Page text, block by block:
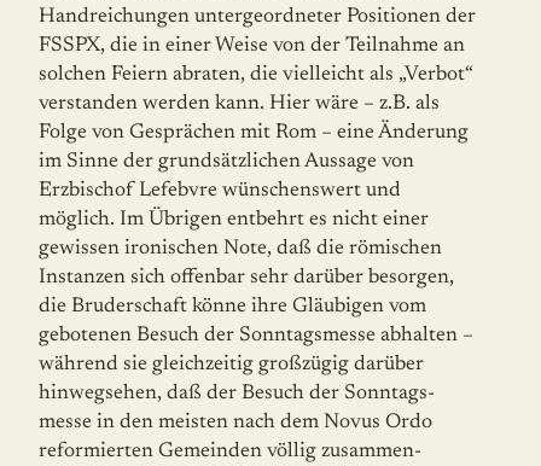
Handreichungen untergeordneter Posi­tionen der
FSSPX, die in einer Weise von der Teilnahme an
solchen Feiern abraten, die vielleicht als „Verbot“
verstanden werden kann. Hier wäre – z.B. als
Folge von Gesprä­chen mit Rom – eine Änderung
im Sinne der grundsätzlichen Aussage von
Erzbischof Lefebvre wünschenswert und
möglich. Im Übrigen entbehrt es nicht einer
gewissen ironischen Note, daß die römischen
Instanzen sich offenbar sehr darüber besorgen,
die Bruderschaft könne ihre Gläubigen vom
gebotenen Besuch der Sonntagsmesse abhalten –
während sie gleichzeitig großzügig darüber
hinwegsehen, daß der Besuch der Sonn­tags­
messe in den meisten nach dem Novus Ordo
reformierten Gemeinden völlig zusam­men­